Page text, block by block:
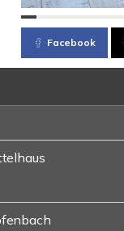
Facebook